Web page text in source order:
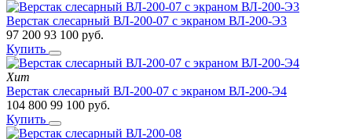
Верстак слесарный ВЛ-200-07 с экраном ВЛ-200-Э3
97 200 93 100 руб.
Купить
Хит
Верстак слесарный ВЛ-200-07 с экраном ВЛ-200-Э4
104 800 99 100 руб.
Купить